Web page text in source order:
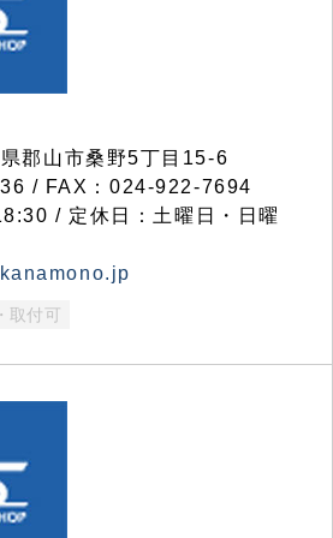
郡山市桑野5丁目15-6
/ FAX：024-922-7694
/ 定休日：土曜日・日曜
取付可